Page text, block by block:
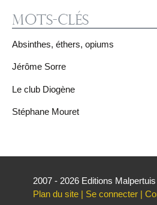
Mots-clés
Absinthes, éthers, opiums
Jérôme Sorre
Le club Diogène
Stéphane Mouret
2007 - 2026 Editions Malpertuis
Plan du site | Se connecter |